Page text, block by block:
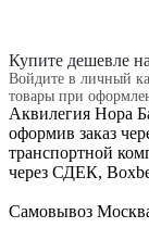
Купите дешевле на
Войдите в личный
товары при
Аквилегия Нора
оформив заказ
транспортной
через СДЕК,
Самовывоз